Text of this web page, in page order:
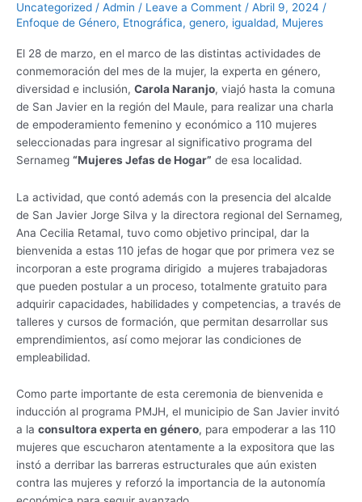
Uncategorized / Admin / Leave a Comment / Abril 9, 2024 /
Enfoque de Género, Etnográfica, genero, igualdad, Mujeres
El 28 de marzo, en el marco de las distintas actividades de
conmemoración del mes de la mujer, la experta en género,
diversidad e inclusión, Carola Naranjo, viajó hasta la comuna
de San Javier en la región del Maule, para realizar una charla
de empoderamiento femenino y económico a 110 mujeres
seleccionadas para ingresar al significativo programa del
Sernameg “Mujeres Jefas de Hogar” de esa localidad.
La actividad, que contó además con la presencia del alcalde
de San Javier Jorge Silva y la directora regional del Sernameg,
Ana Cecilia Retamal, tuvo como objetivo principal, dar la
bienvenida a estas 110 jefas de hogar que por primera vez se
incorporan a este programa dirigido a mujeres trabajadoras
que pueden postular a un proceso, totalmente gratuito para
adquirir capacidades, habilidades y competencias, a través de
talleres y cursos de formación, que permitan desarrollar sus
emprendimientos, así como mejorar las condiciones de
empleabilidad.
Como parte importante de esta ceremonia de bienvenida e
inducción al programa PMJH, el municipio de San Javier invitó
a la consultora experta en género, para empoderar a las 110
mujeres que escucharon atentamente a la expositora que las
instó a derribar las barreras estructurales que aún existen
contra las mujeres y reforzó la importancia de la autonomía
Charla
de
la
de
San
Javier